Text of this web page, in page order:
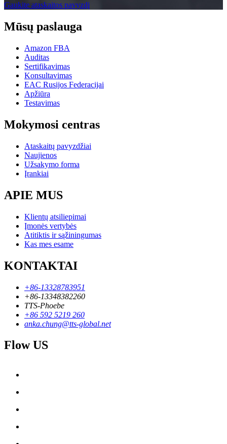
Gaukite ataskaitos pavyzdį
Mūsų paslauga
Amazon FBA
Auditas
Sertifikavimas
Konsultavimas
EAC Rusijos Federacijai
Apžiūra
Testavimas
Mokymosi centras
Ataskaitų pavyzdžiai
Naujienos
Užsakymo forma
Įrankiai
APIE MUS
Klientų atsiliepimai
Įmonės vertybės
Atitiktis ir sąžiningumas
Kas mes esame
KONTAKTAI
+86-13328783951
+86-13348382260
TTS-Phoebe
+86 592 5219 260
anka.chung@tts-global.net
Flow US